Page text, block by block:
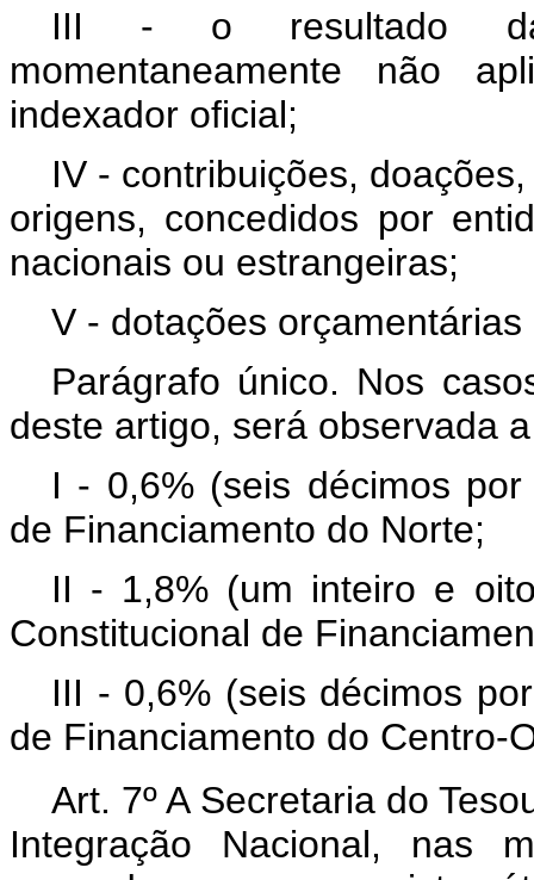
III - o resultado da
momentaneamente não
indexador oficial;
IV - contribuições,
origens, concedidos por
nacionais ou estrangeiras;
V - dotações
Parágrafo único. Nos
deste artigo, será observada
I - 0,6% (seis décimos
de Financiamento do Norte;
II - 1,8% (um inteiro e
Constitucional de
III - 0,6% (seis décimos
de Financiamento do Centro-
Art. 7º A Secretaria do
Integração Nacional, nas